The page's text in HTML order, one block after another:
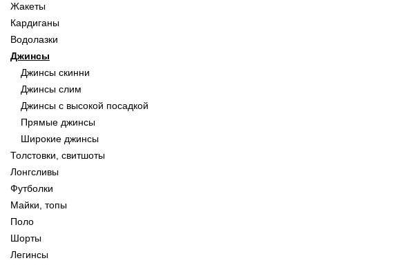
Жакеты
Кардиганы
Водолазки
Джинсы
Джинсы скинни
Джинсы слим
Джинсы с высокой посадкой
Прямые джинсы
Широкие джинсы
Толстовки, свитшоты
Лонгсливы
Футболки
Майки, топы
Поло
Шорты
Легинсы